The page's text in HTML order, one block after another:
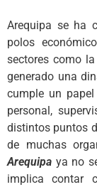
Arequipa se ha
polos
sectores como
generado una
cumple un
personal,
distintos puntos
de muchas
Arequipa ya no
implica contar